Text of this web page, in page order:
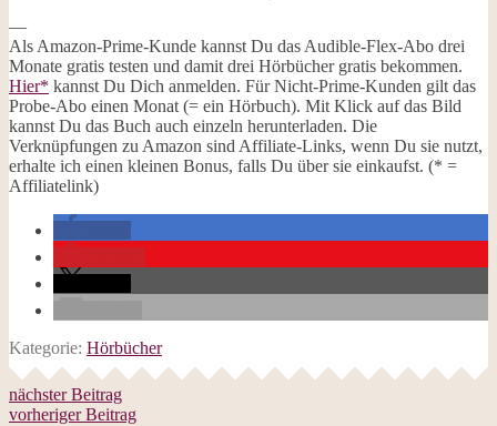
—
Als Amazon-Prime-Kunde kannst Du das Audible-Flex-Abo drei
Monate gratis testen und damit drei Hörbücher gratis bekommen.
Hier* kannst Du Dich anmelden. Für Nicht-Prime-Kunden gilt das
Probe-Abo einen Monat (= ein Hörbuch). Mit Klick auf das Bild
kannst Du das Buch auch einzeln herunterladen. Die
Verknüpfungen zu Amazon sind Affiliate-Links, wenn Du sie nutzt,
erhalte ich einen kleinen Bonus, falls Du über sie einkaufst. (* =
Affiliatelink)
Kategorie: Hörbücher
nächster Beitrag
vorheriger Beitrag